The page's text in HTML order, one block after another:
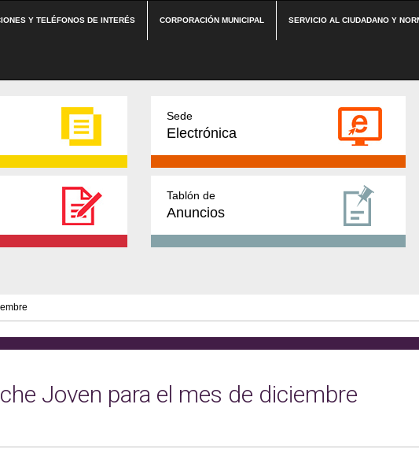
Y TELÉFONOS DE INTERÉS CORPORACIÓN MUNICIPAL SERVICIO AL CIUDADANO Y
Sede
Electrónica
Tablón de
Anuncios
Joven para el mes de diciembre